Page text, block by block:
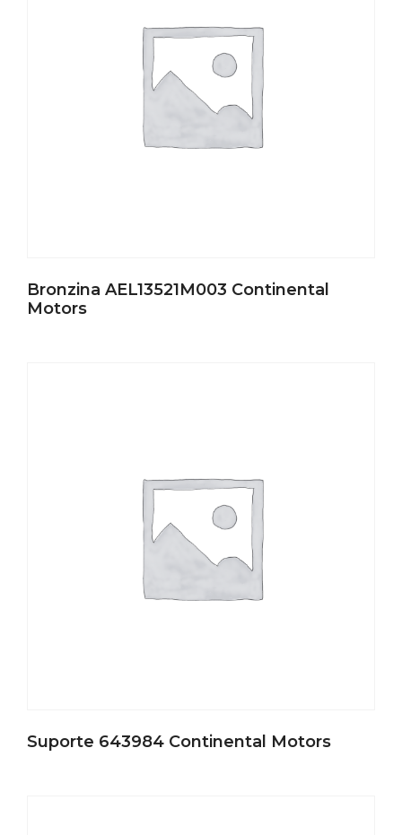
Bronzina AEL13521M003 Continental
Motors
Suporte 643984 Continental Motors